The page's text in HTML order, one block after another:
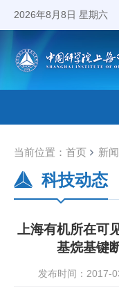
2026年8月8日 星期六
当前位置： 首页 新
科技动态
上海有机所在可
基烷基键
发布时间：2017-